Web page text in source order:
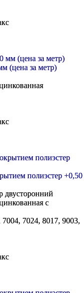
(цена за метр)
полиэстер +0,50
двусторонний
с
7024, 8017, 9003,